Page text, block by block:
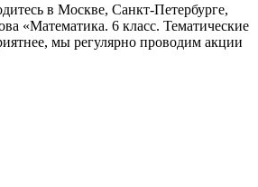
в Москве, Санкт-Петербурге,
«Математика. 6 класс. Тематические
мы регулярно проводим акции